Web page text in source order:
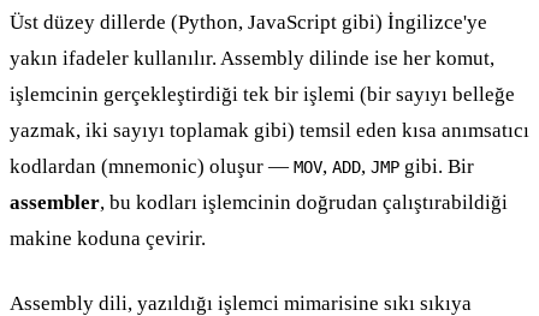
Üst düzey dillerde (Python, JavaScript gibi) İngilizce'ye
yakın ifadeler kullanılır. Assembly dilinde ise her komut,
işlemcinin gerçekleştirdiği tek bir işlemi (bir sayıyı belleğe
yazmak, iki sayıyı toplamak gibi) temsil eden kısa anımsatıcı
kodlardan (mnemonic) oluşur — MOV, ADD, JMP gibi. Bir
assembler, bu kodları işlemcinin doğrudan çalıştırabildiği
makine koduna çevirir.
Assembly dili, yazıldığı işlemci mimarisine sıkı sıkıya